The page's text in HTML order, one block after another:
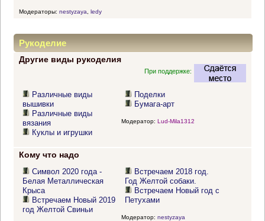
Модераторы: nestyzaya ledy
Рукоделие
Другие виды рукоделия
При поддержке:
Различные виды
вышивки
Различные виды
вязания
Куклы и игрушки
Поделки
Бумага-арт
Модератор: Lud-Mila1312
Кому что надо
Символ 2020 года -
Белая Металлическая
Крыса
Встречаем Новый 2019
год Желтой Свиньи
Встречаем 2018 год.
Год Желтой собаки.
Встречаем Новый год с
Петухами
Модератор: nestyzaya